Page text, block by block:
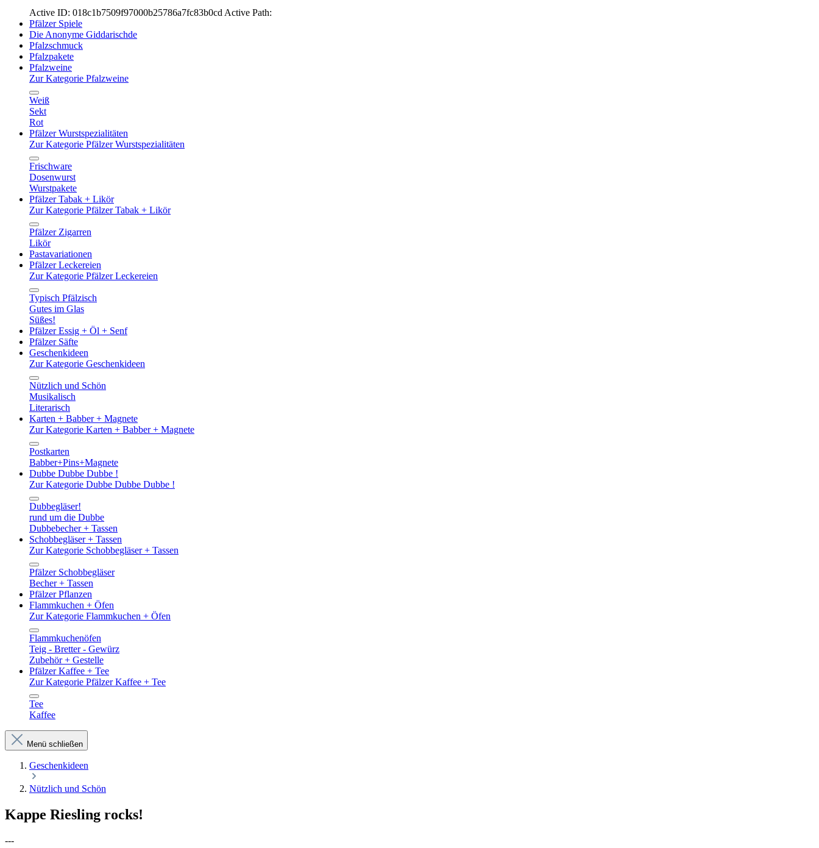
Active ID: 018c1b7509f97000b25786a7fc83b0cd Active Path:
Pfälzer Spiele
Die Anonyme Giddarischde
Pfalzschmuck
Pfalzpakete
Pfalzweine
Zur Kategorie Pfalzweine
Weiß
Sekt
Rot
Pfälzer Wurstspezialitäten
Zur Kategorie Pfälzer Wurstspezialitäten
Frischware
Dosenwurst
Wurstpakete
Pfälzer Tabak + Likör
Zur Kategorie Pfälzer Tabak + Likör
Pfälzer Zigarren
Likör
Pastavariationen
Pfälzer Leckereien
Zur Kategorie Pfälzer Leckereien
Typisch Pfälzisch
Gutes im Glas
Süßes!
Pfälzer Essig + Öl + Senf
Pfälzer Säfte
Geschenkideen
Zur Kategorie Geschenkideen
Nützlich und Schön
Musikalisch
Literarisch
Karten + Babber + Magnete
Zur Kategorie Karten + Babber + Magnete
Postkarten
Babber+Pins+Magnete
Dubbe Dubbe Dubbe !
Zur Kategorie Dubbe Dubbe Dubbe !
Dubbegläser!
rund um die Dubbe
Dubbebecher + Tassen
Schobbegläser + Tassen
Zur Kategorie Schobbegläser + Tassen
Pfälzer Schobbegläser
Becher + Tassen
Pfälzer Pflanzen
Flammkuchen + Öfen
Zur Kategorie Flammkuchen + Öfen
Flammkuchenöfen
Teig - Bretter - Gewürz
Zubehör + Gestelle
Pfälzer Kaffee + Tee
Zur Kategorie Pfälzer Kaffee + Tee
Tee
Kaffee
Menü schließen
Geschenkideen
Nützlich und Schön
Kappe Riesling rocks!
---